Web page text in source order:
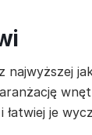
najwyższej
je